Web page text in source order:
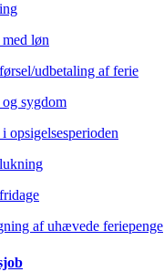
løn
udbetaling af ferie
og sygdom
opsigelsesperioden
af uhævede feriepenge